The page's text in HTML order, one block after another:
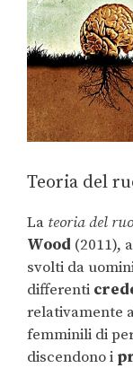
Teoria del
La teoria del
Wood (2011),
svolti da
differenti
relativamente
femminili di
discendono i